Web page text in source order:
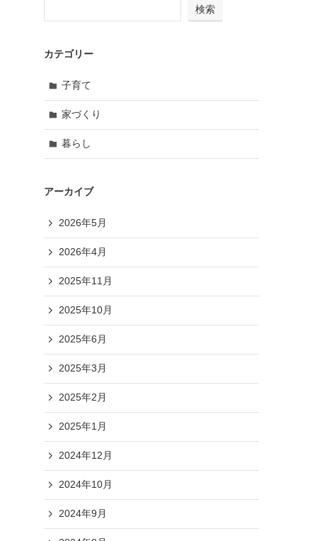
検索
カテゴリー
子育て
家づくり
暮らし
アーカイブ
2026年5月
2026年4月
2025年11月
2025年10月
2025年6月
2025年3月
2025年2月
2025年1月
2024年12月
2024年10月
2024年9月